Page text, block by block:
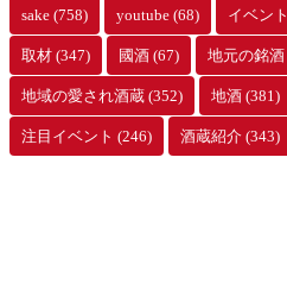
sake (758) youtube (68) イベント
取材 (347) 國酒 (67) 地元の銘酒
地域の愛され酒蔵 (352) 地酒 (381)
注目イベント (246) 酒蔵紹介 (343)